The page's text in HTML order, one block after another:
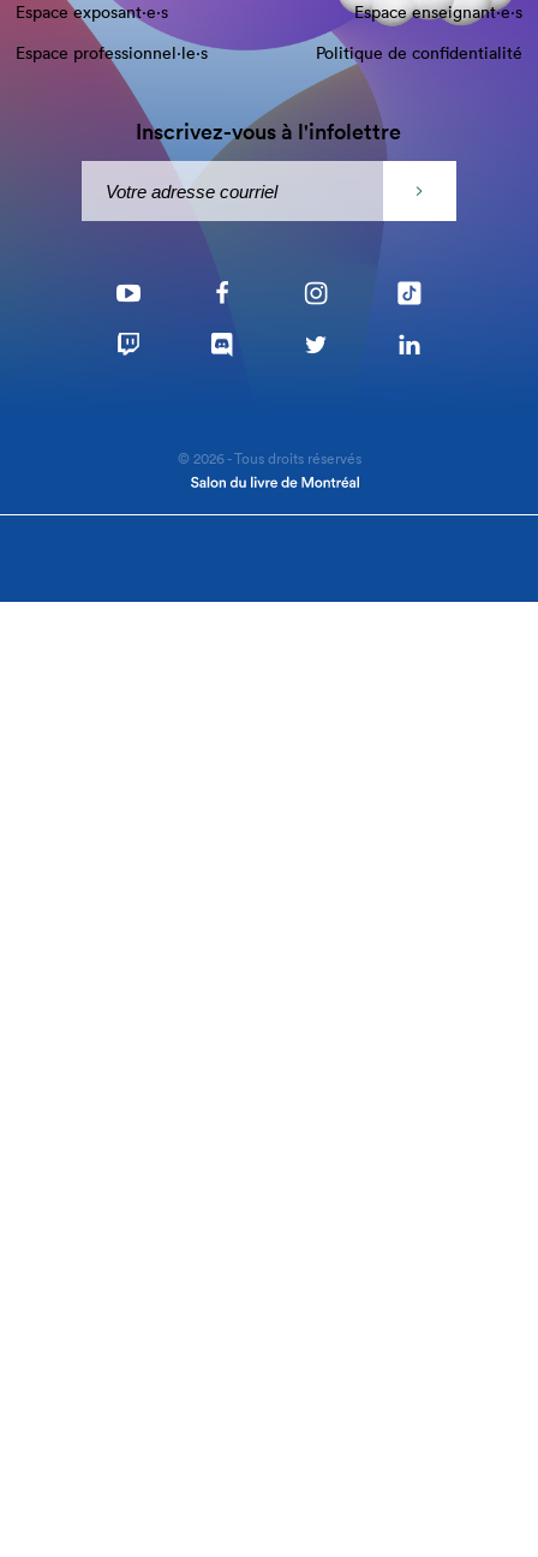
Espace exposant·e⋅s
Espace enseignant·e⋅s
Espace professionnel·le⋅s
Politique de confidentialité
Inscrivez-vous à l'infolettre
© 2026 - Tous droits réservés